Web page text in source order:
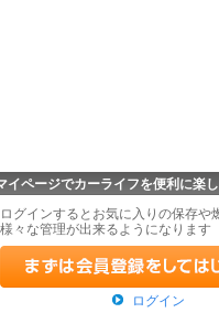
イページでカーライフを便利に楽し
ログインするとお気に入りの保存や
様々な管理が出来るようになります
ログイン